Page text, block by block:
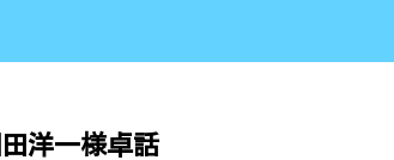
洋一様卓話